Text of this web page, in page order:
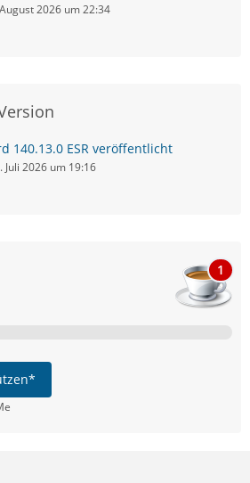
2026 um 22:34
140.13.0 ESR veröffentlicht
Juli 2026 um 19:16
1